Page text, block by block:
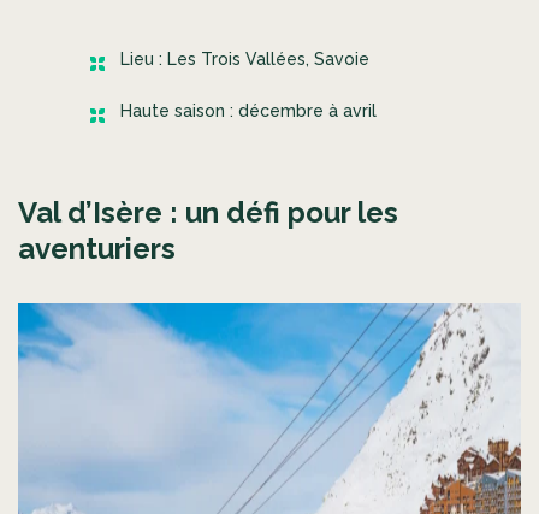
Lieu : Les Trois Vallées, Savoie
Haute saison : décembre à avril
Val d’Isère : un défi pour les
aventuriers